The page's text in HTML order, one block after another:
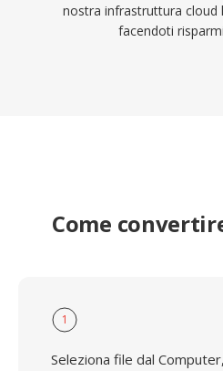
nostra infrastruttura cloud
facendoti
Come
1
Seleziona file dal